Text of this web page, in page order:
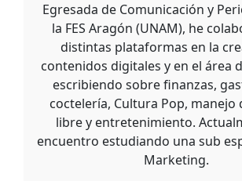
Egresada de Comunicación y
la FES Aragón (UNAM), he
distintas plataformas en la
contenidos digitales y en el área
escribiendo sobre finanzas,
coctelería, Cultura Pop, manejo
libre y entretenimiento.
encuentro estudiando una sub
Marketing.